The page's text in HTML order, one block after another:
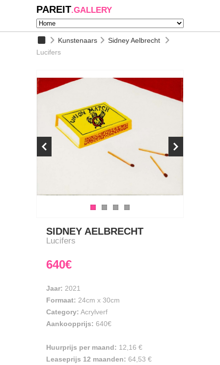
PAREIT.GALLERY
Kunstenaars
Sidney Aelbrecht
Lucifers
SIDNEY AELBRECHT
Lucifers
640€
Jaar: 2021
Formaat: 24cm x 30cm
Category: Acrylverf
Aankoopprijs: 640€
Huurprijs per maand: 12,16 €
Leaseprijs 12 maanden: 64,53 €